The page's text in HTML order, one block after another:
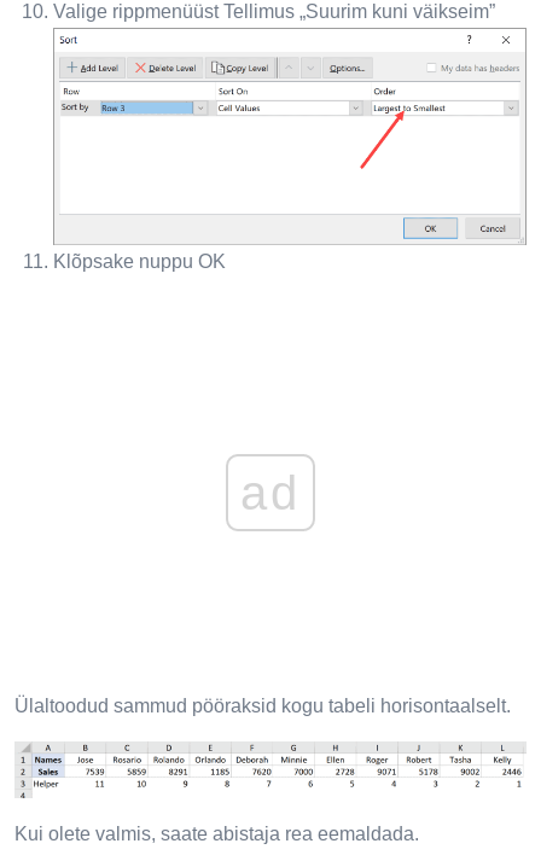
Valige rippmenüüst Tellimus „Suurim kuni väikseim”
Klõpsake nuppu OK
ad
Ülaltoodud sammud pööraksid kogu tabeli horisontaalselt.
Kui olete valmis, saate abistaja rea ​​eemaldada.